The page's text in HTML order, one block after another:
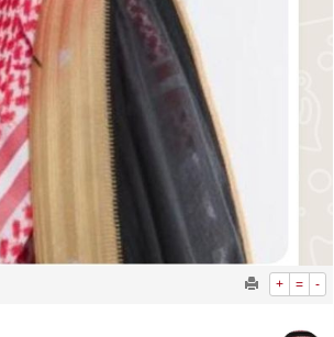
+ = -